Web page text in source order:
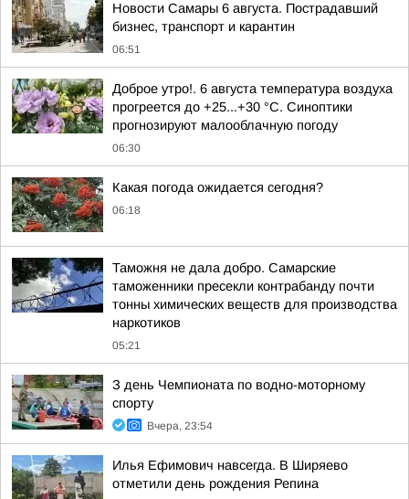
Новости Самары 6 августа. Пострадавший
бизнес, транспорт и карантин
06:51
Доброе утро!. 6 августа температура воздуха
прогреется до +25...+30 °C. Синоптики
прогнозируют малооблачную погоду
06:30
Какая погода ожидается сегодня?
06:18
Таможня не дала добро. Самарские
таможенники пресекли контрабанду почти
тонны химических веществ для производства
наркотиков
05:21
З день Чемпионата по водно-моторному
спорту
Вчера, 23:54
Илья Ефимович навсегда. В Ширяево
отметили день рождения Репина